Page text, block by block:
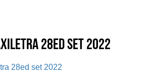
28ed set 2022
28ed set 2022